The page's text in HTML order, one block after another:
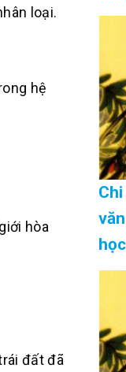
loại.
hệ
hòa
đất đã